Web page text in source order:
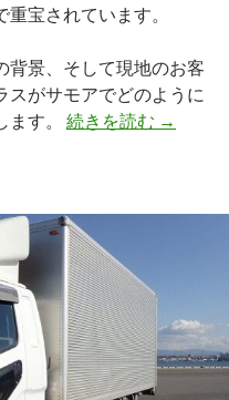
宝されています。
背景、そして現地のお客
スがサモアでどのように
す。 続きを読む 【買
ラ
ス
→